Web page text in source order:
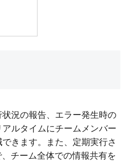
況の報告、エラー発生時の
ルタイムにチームメンバー
きます。また、定期実行さ
チーム全体での情報共有を